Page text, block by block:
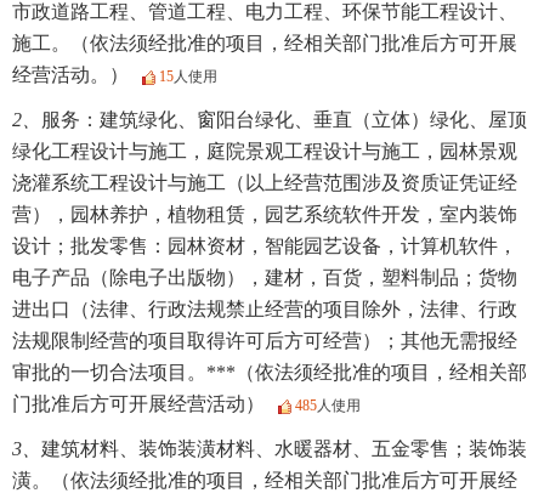
市政道路工程、管道工程、电力工程、环保节能工程设计、
施工。（依法须经批准的项目，经相关部门批准后方可开展
经营活动。）
15人使用
2、
服务：建筑绿化、窗阳台绿化、垂直（立体）绿化、屋顶
绿化工程设计与施工，庭院景观工程设计与施工，园林景观
浇灌系统工程设计与施工（以上经营范围涉及资质证凭证经
营），园林养护，植物租赁，园艺系统软件开发，室内装饰
设计；批发零售：园林资材，智能园艺设备，计算机软件，
电子产品（除电子出版物），建材，百货，塑料制品；货物
进出口（法律、行政法规禁止经营的项目除外，法律、行政
法规限制经营的项目取得许可后方可经营）；其他无需报经
审批的一切合法项目。***（依法须经批准的项目，经相关部
门批准后方可开展经营活动）
485人使用
3、 建筑材料、装饰装潢材料、水暖器材、五金零售；装饰装
潢。（依法须经批准的项目，经相关部门批准后方可开展经